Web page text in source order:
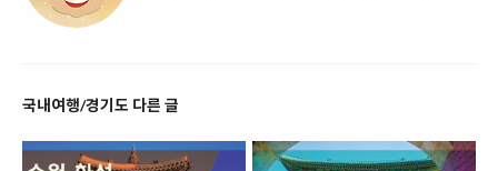
국내여행/경기도 다른 글